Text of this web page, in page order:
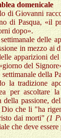
domenicale
di Giovanni
di Pasqua, «il
dopo».
delle
in mezzo ai
apparizioni
del
settimanale della
la tradizione
per ascoltare
della passione,
Dio che li "ha
dai morti"(1
che deve